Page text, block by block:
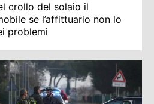
crollo del solaio il
se l’affittuario non lo
problemi